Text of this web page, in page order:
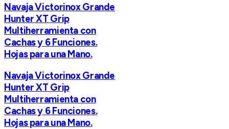
Navaja Victorinox Grande
Hunter XT Grip
Multiherramienta con
Cachas y 6 Funciones.
Hojas para una Mano.
Navaja Victorinox Grande
Hunter XT Grip
Multiherramienta con
Cachas y 6 Funciones.
Hojas para una Mano.